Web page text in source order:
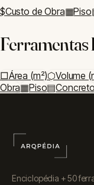
$Custo de Obra▦Piso
□Área (m²)⬡Volume
Obra▦Piso▤Concreto
Enciclopédia + 50